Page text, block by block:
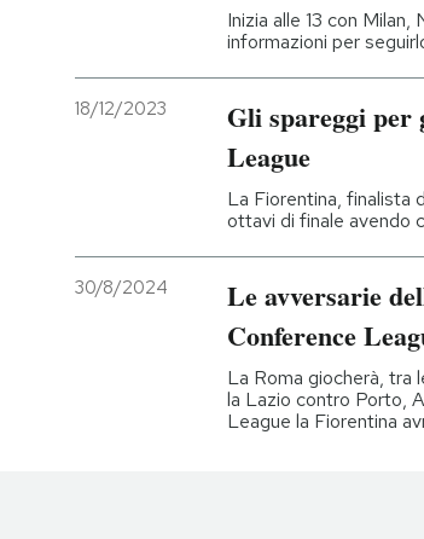
Inizia alle 13 con
informazioni per
18/12/2023
Gli spareggi per
League
La Fiorentina, finalista
ottavi di finale avendo
30/8/2024
Le avversarie
Conference
La Roma giocherà, tra
la Lazio contro Porto,
League la Fiorentina